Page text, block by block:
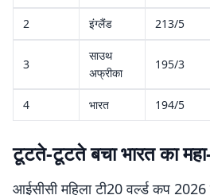
2 इंग्लैंड 213/5
3
साउथ
अफ्रीका
195/3
4 भारत 194/5
टूटते-टूटते बचा भारत का महा-
आईसीसी महिला टी20 वर्ल्ड कप